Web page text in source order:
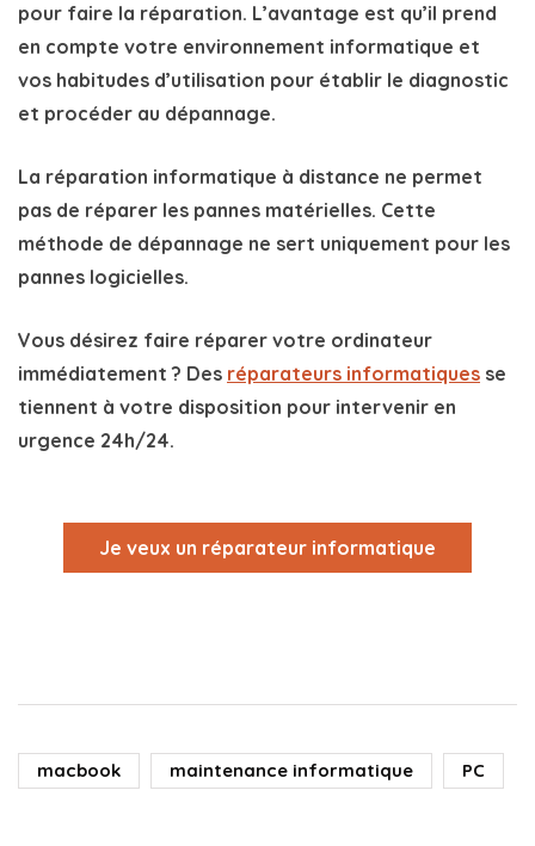
pour faire la réparation. L’avantage est qu’il prend
en compte votre environnement informatique et
vos habitudes d’utilisation pour établir le diagnostic
et procéder au dépannage.
La réparation informatique à distance ne permet
pas de réparer les pannes matérielles. Cette
méthode de dépannage ne sert uniquement pour les
pannes logicielles.
Vous désirez faire réparer votre ordinateur
immédiatement ? Des réparateurs informatiques se
tiennent à votre disposition pour intervenir en
urgence 24h/24.
Je veux un réparateur informatique
macbook maintenance informatique PC